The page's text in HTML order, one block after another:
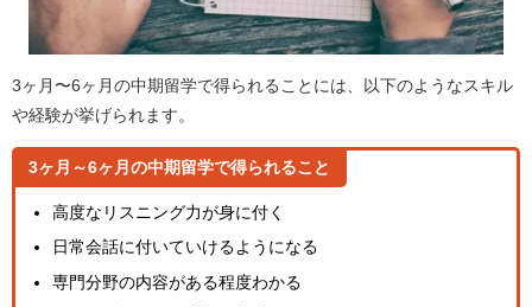
3ヶ月〜6ヶ月の中期留学で得られることには、以下のようなスキル
や経験が挙げられます。
3ヶ月～6ヶ月の中期留学で得られること
高度なリスニング力が身に付く
日常会話に付いていけるようになる
専門分野の内容がある程度わかる